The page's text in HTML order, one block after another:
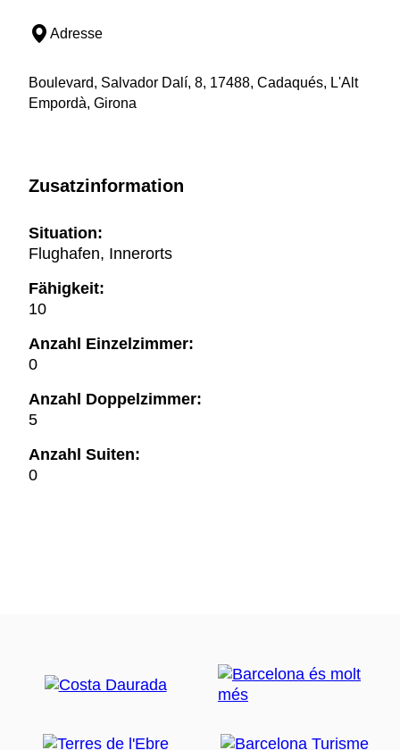
Adresse
Boulevard, Salvador Dalí, 8, 17488, Cadaqués, L'Alt
Empordà, Girona
Zusatzinformation
Situation:
Flughafen, Innerorts
Fähigkeit:
10
Anzahl Einzelzimmer:
0
Anzahl Doppelzimmer:
5
Anzahl Suiten:
0